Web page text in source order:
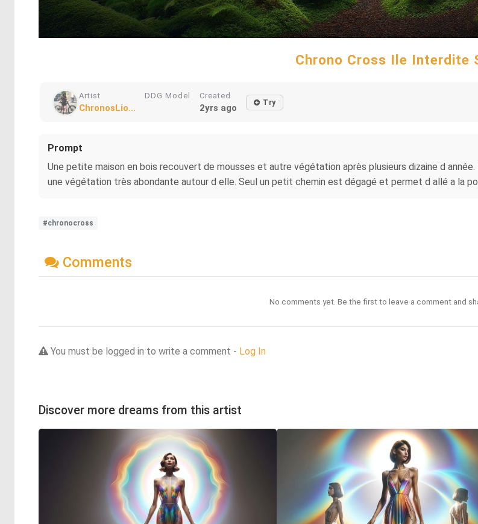
Chrono Cross Ile Interdite
Artist
ChronosLio...
DDG Model Created
2yrs ago Try
Prompt
Une petite maison en bois recouvert de mousses et autre végétation après plusieurs dizaine d
une végétation très abondante autour d elle. Seul un petit chemin est dégagé et permet d allé a la
#chronocross
Comments
No comments yet. Be the first to leave a comment and
You must be logged in to write a comment - Log In
Discover more dreams from this artist